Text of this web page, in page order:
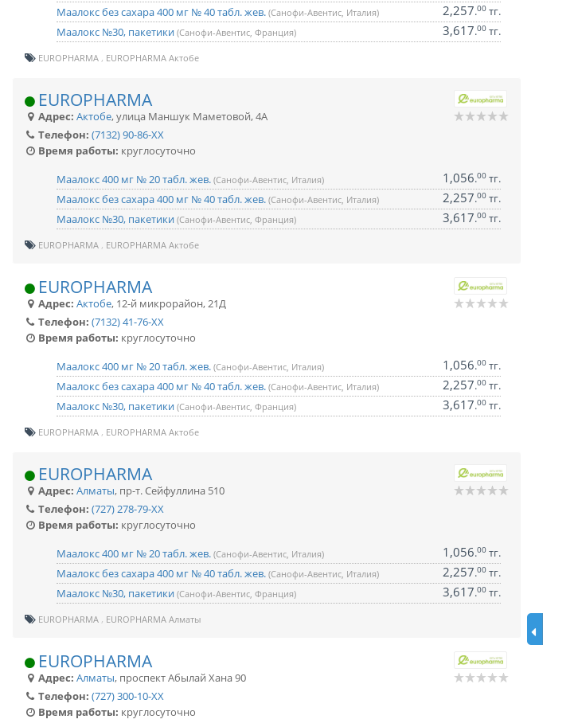
Маалокс без сахара 400 мг № 40 табл. жев. (Санофи-Авентис, Италия) 2,257.00тг.
Маалокс №30, пакетики (Санофи-Авентис, Франция) 3,617.00тг.
EUROPHARMA EUROPHARMA Актобе
EUROPHARMA
Адрес: Актобе,улица Маншук Маметовой, 4А
Телефон: (7132) 90-86-XX
Время работы: круглосуточно
Маалокс 400 мг № 20 табл. жев. (Санофи-Авентис, Италия) 1,056.00тг.
Маалокс без сахара 400 мг № 40 табл. жев. (Санофи-Авентис, Италия) 2,257.00тг.
Маалокс №30, пакетики (Санофи-Авентис, Франция) 3,617.00тг.
EUROPHARMA EUROPHARMA Актобе
EUROPHARMA
Адрес: Актобе, 12-й микрорайон, 21Д
Телефон: (7132) 41-76-XX
Время работы: круглосуточно
Маалокс 400 мг № 20 табл. жев. (Санофи-Авентис, Италия) 1,056.00тг.
Маалокс без сахара 400 мг № 40 табл. жев. (Санофи-Авентис, Италия) 2,257.00тг.
Маалокс №30, пакетики (Санофи-Авентис, Франция) 3,617.00тг.
EUROPHARMA EUROPHARMA Актобе
EUROPHARMA
Адрес: Алматы, пр-т. Сейфуллина 510
Телефон: (727) 278-79-XX
Время работы: круглосуточно
Маалокс 400 мг № 20 табл. жев. (Санофи-Авентис, Италия) 1,056.00тг.
Маалокс без сахара 400 мг № 40 табл. жев. (Санофи-Авентис, Италия) 2,257.00тг.
Маалокс №30, пакетики (Санофи-Авентис, Франция) 3,617.00тг.
EUROPHARMA EUROPHARMA Алматы
EUROPHARMA
Адрес: Алматы, проспект Абылай Хана 90
Телефон: (727) 300-10-XX
Время работы: круглосуточно